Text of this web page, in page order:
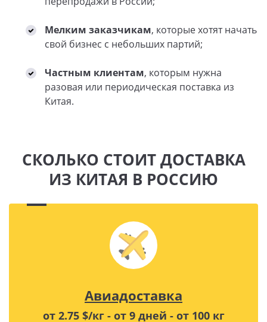
Мелким заказчикам, которые хотят начать
свой бизнес с небольших партий;
Частным клиентам, которым нужна
разовая или периодическая поставка из
Китая.
СКОЛЬКО СТОИТ ДОСТАВКА
ИЗ КИТАЯ В РОССИЮ
Авиадоставка
от 2.75 $/кг - от 9 дней - от 100 кг